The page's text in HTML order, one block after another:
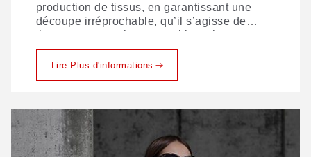
production de tissus, en garantissant une
découpe irréprochable, qu’il s’agisse de
tissus monocouches ou multicouches.
Lire Plus d'informations